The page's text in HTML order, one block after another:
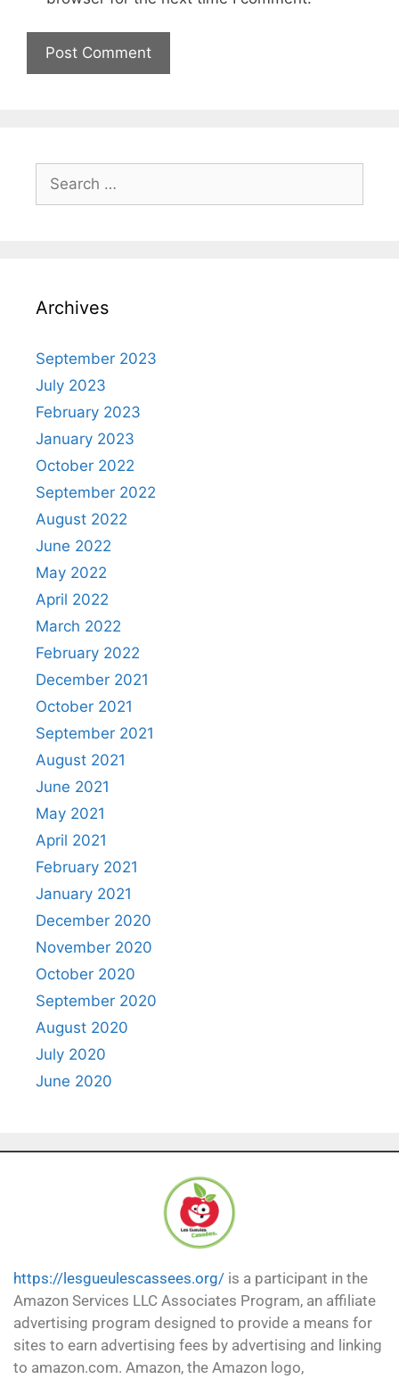
Archives
September 2023
July 2023
February 2023
January 2023
October 2022
September 2022
August 2022
June 2022
May 2022
April 2022
March 2022
February 2022
December 2021
October 2021
September 2021
August 2021
June 2021
May 2021
April 2021
February 2021
January 2021
December 2020
November 2020
October 2020
September 2020
August 2020
July 2020
June 2020
https://lesgueulescassees.org/ is a participant in the
Amazon Services LLC Associates Program, an affiliate
advertising program designed to provide a means for
sites to earn advertising fees by advertising and linking
to amazon.com. Amazon, the Amazon logo,